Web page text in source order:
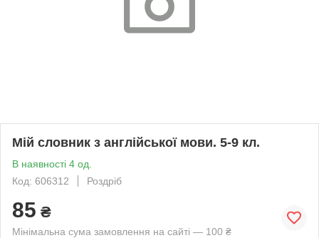
Мій словник з англійської мови. 5-9 кл.
В наявності 4 од.
Код: 606312
Роздріб
85 ₴
Мінімальна сума замовлення на сайті — 100 ₴